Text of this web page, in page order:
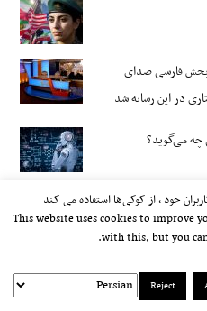
بخش فارسی صدای
در این رسانه شد
می‌گوید؟
خود ، از کوکی‌ها استفاده می کند
This website uses cookies to improve
with this, but you
Reject